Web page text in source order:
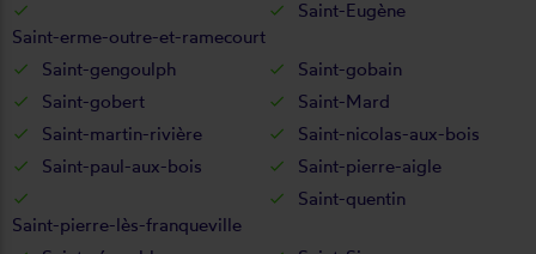
Saint-erme-outre-et-ramecourt
Saint-Eugène
Saint-gengoulph
Saint-gobain
Saint-gobert
Saint-Mard
Saint-martin-rivière
Saint-nicolas-aux-bois
Saint-paul-aux-bois
Saint-pierre-aigle
Saint-pierre-lès-franqueville
Saint-quentin